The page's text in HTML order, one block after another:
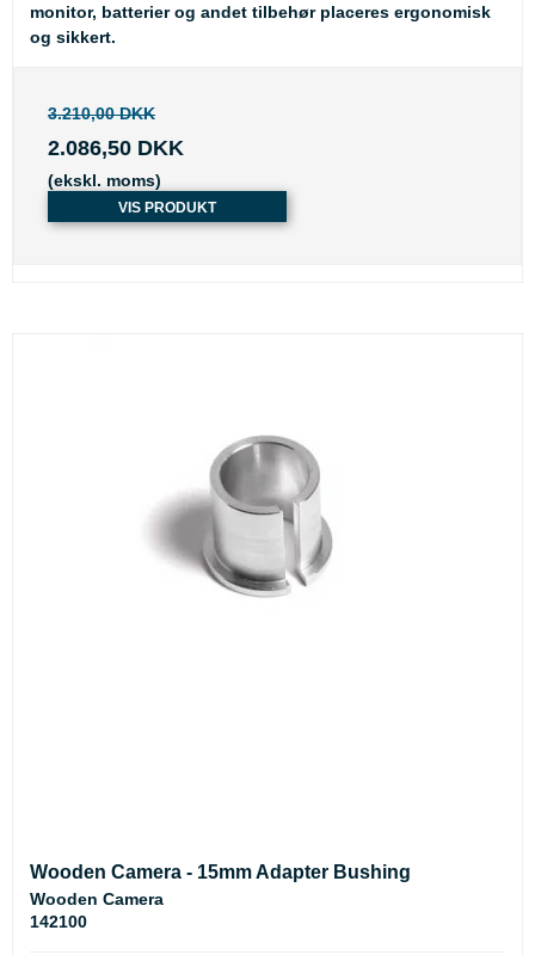
monitor, batterier og andet tilbehør placeres ergonomisk
og sikkert.
3.210,00 DKK
2.086,50 DKK
(ekskl. moms)
VIS PRODUKT
Wooden Camera - 15mm Adapter Bushing
Wooden Camera
142100